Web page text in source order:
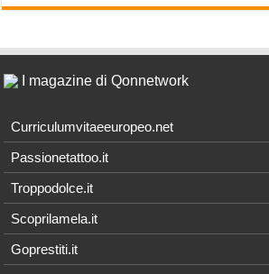
I magazine di Qonnetwork
Curriculumvitaeeuropeo.net
Passionetattoo.it
Troppodolce.it
Scoprilamela.it
Goprestiti.it